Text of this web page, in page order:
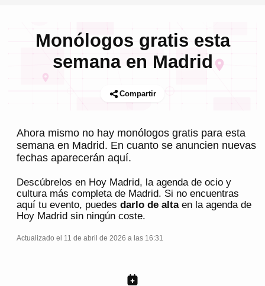
Monólogos gratis esta
semana en Madrid
Compartir
Ahora mismo no hay monólogos gratis para esta
semana en Madrid. En cuanto se anuncien nuevas
fechas aparecerán aquí.
Descúbrelos en Hoy Madrid, la agenda de ocio y
cultura más completa de Madrid. Si no encuentras
aquí tu evento, puedes darlo de altaen la agenda de
Hoy Madrid sin ningún coste.
Actualizado el 11 de abril de 2026 a las 16:31